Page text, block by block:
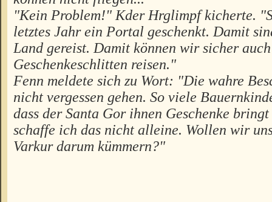
"Kein Problem!" Kder Hrglimpf kicherte.
letztes Jahr ein Portal geschenkt. Damit
Land gereist. Damit können wir sicher auch
Geschenkeschlitten reisen."
Fenn meldete sich zu Wort: "Die wahre
nicht vergessen gehen. So viele
dass der Santa Gor ihnen Geschenke
schaffe ich das nicht alleine. Wollen wir
Varkur darum kümmern?"